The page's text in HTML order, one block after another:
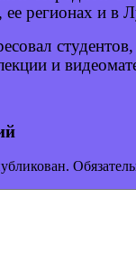
ее регионах и
и